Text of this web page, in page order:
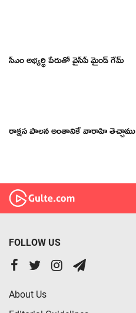
సీఎం అభ్యర్థి పేరుతో వైసీపీ మైండ్ గేమ్
రాక్షస పాలన అంతానికే వారాహి తెచ్చాము
FOLLOW US
About Us